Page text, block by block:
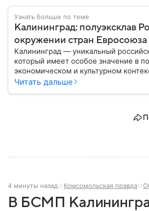
Узнать больше по теме
Калининград: полуэксклав
окружении стран Евросоюза
Калининград — уникальный
который имеет особое значение в
экономическом и культурном
город, расположенный в самом
Читать дальше
4 минуты назад Комсомольская правда
В БСМП